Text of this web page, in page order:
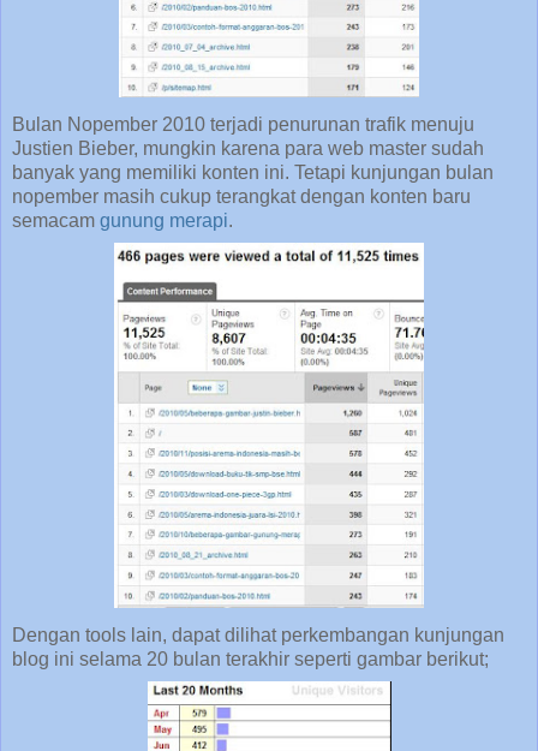
Bulan Nopember 2010 terjadi penurunan trafik menuju
Justien Bieber, mungkin karena para web master sudah
banyak yang memiliki konten ini. Tetapi kunjungan bulan
nopember masih cukup terangkat dengan konten baru
semacam gunung merapi.
Dengan tools lain, dapat dilihat perkembangan kunjungan
blog ini selama 20 bulan terakhir seperti gambar berikut;